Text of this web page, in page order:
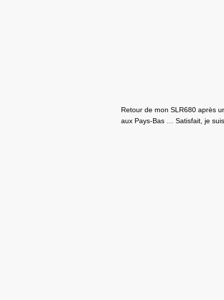
Retour de mon SLR680 après
aux Pays-Bas … Satisfait, je